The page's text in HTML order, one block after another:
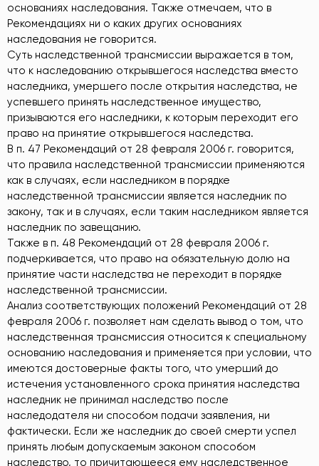
основаниях наследования. Также отмечаем, что в
Рекомендациях ни о каких других основаниях
наследования не говорится.
Суть наследственной трансмиссии выражается в том,
что к наследованию открывшегося наследства вместо
наследника, умершего после открытия наследства, не
успевшего принять наследственное имущество,
призываются его наследники, к которым переходит его
право на принятие открывшегося наследства.
В п. 47 Рекомендаций от 28 февраля 2006 г. говорится,
что правила наследственной трансмиссии применяются
как в случаях, если наследником в порядке
наследственной трансмиссии является наследник по
закону, так и в случаях, если таким наследником является
наследник по завещанию.
Также в п. 48 Рекомендаций от 28 февраля 2006 г.
подчеркивается, что право на обязательную долю на
принятие части наследства не переходит в порядке
наследственной трансмиссии.
Анализ соответствующих положений Рекомендаций от 28
февраля 2006 г. позволяет нам сделать вывод о том, что
наследственная трансмиссия относится к специальному
основанию наследования и применяется при условии, что
имеются достоверные факты того, что умерший до
истечения установленного срока принятия наследства
наследник не принимал наследство после
наследодателя ни способом подачи заявления, ни
фактически. Если же наследник до своей смерти успел
принять любым допускаемым законом способом
наследство, то причитающееся ему наследственное